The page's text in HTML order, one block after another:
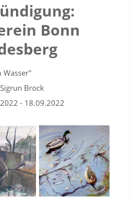
Bonn
Wasser"
Brock
- 18.09.2022